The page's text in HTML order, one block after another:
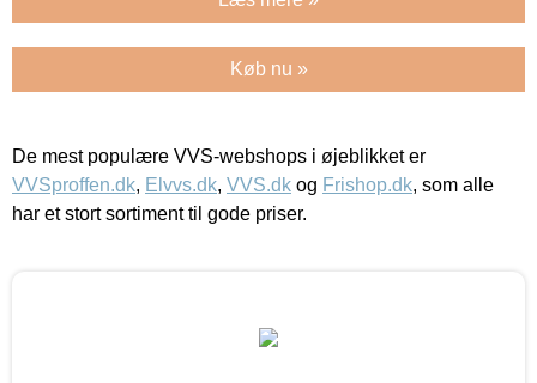
Køb nu »
De mest populære VVS-webshops i øjeblikket er
VVSproffen.dk, Elvvs.dk, VVS.dk og Frishop.dk, som alle
har et stort sortiment til gode priser.